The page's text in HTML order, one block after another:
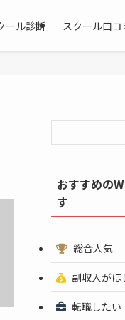
ール診断 スクール口コ
おすすめの
す
総合人気
副収入がほ
転職したい